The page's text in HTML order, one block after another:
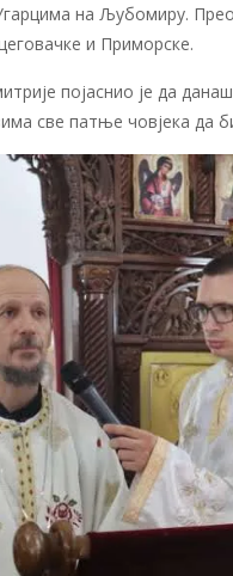
на Љубомиру.
и Приморске.
појаснио је да
све патње човјека да